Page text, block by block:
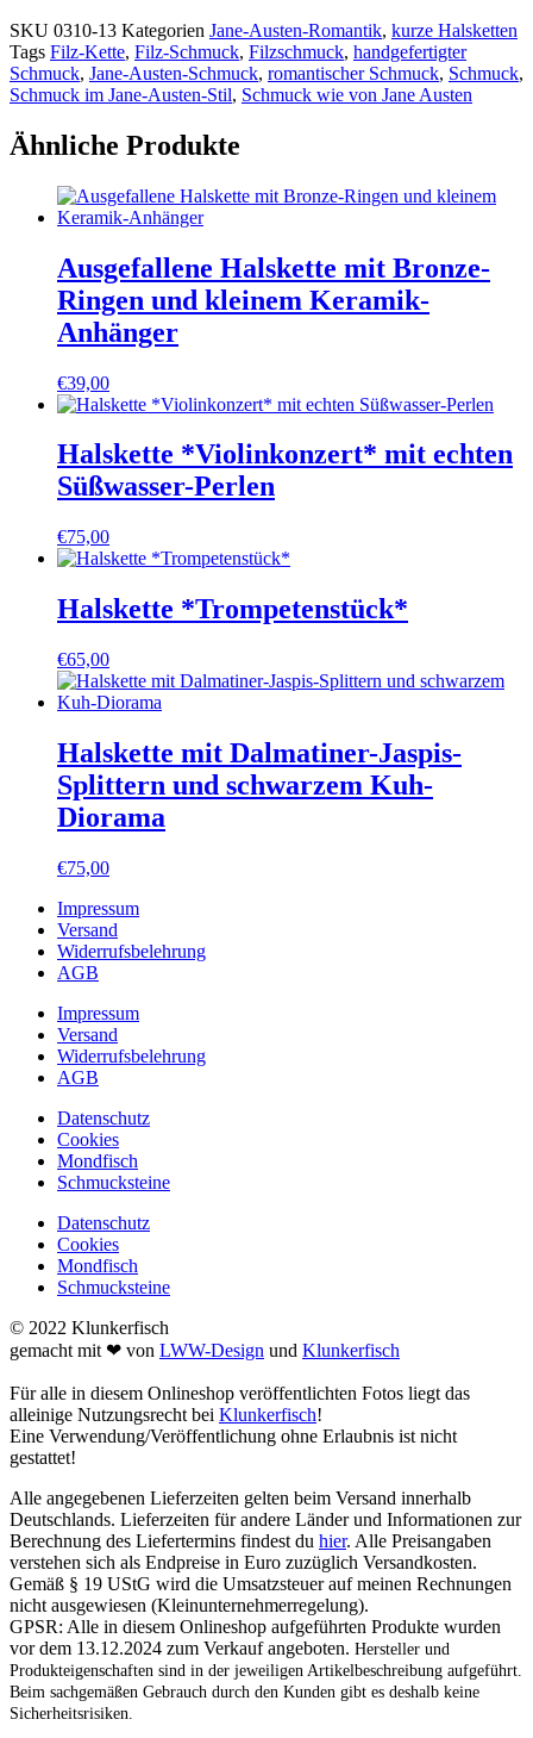
SKU 0310-13 Kategorien Jane-Austen-Romantik, kurze Halsketten
Tags Filz-Kette, Filz-Schmuck, Filzschmuck, handgefertigter
Schmuck, Jane-Austen-Schmuck, romantischer Schmuck, Schmuck,
Schmuck im Jane-Austen-Stil, Schmuck wie von Jane Austen
Ähnliche Produkte
Ausgefallene Halskette mit Bronze-
Ringen und kleinem Keramik-
Anhänger
€39,00
Halskette *Violinkonzert* mit echten
Süßwasser-Perlen
€75,00
Halskette *Trompetenstück*
€65,00
Halskette mit Dalmatiner-Jaspis-
Splittern und schwarzem Kuh-
Diorama
€75,00
Impressum
Versand
Widerrufsbelehrung
AGB
Impressum
Versand
Widerrufsbelehrung
AGB
Datenschutz
Cookies
Mondfisch
Schmucksteine
Datenschutz
Cookies
Mondfisch
Schmucksteine
© 2022 Klunkerfisch
gemacht mit ❤ von LWW-Design und Klunkerfisch
Für alle in diesem Onlineshop veröffentlichten Fotos liegt das
alleinige Nutzungsrecht bei Klunkerfisch!
Eine Verwendung/Veröffentlichung ohne Erlaubnis ist nicht
gestattet!
Alle angegebenen Lieferzeiten gelten beim Versand innerhalb
Deutschlands. Lieferzeiten für andere Länder und Informationen zur
Berechnung des Liefertermins findest du hier. Alle Preisangaben
verstehen sich als Endpreise in Euro zuzüglich Versandkosten.
Gemäß § 19 UStG wird die Umsatzsteuer auf meinen Rechnungen
nicht ausgewiesen (Kleinunternehmerregelung).
GPSR: Alle in diesem Onlineshop aufgeführten Produkte wurden
vor dem 13.12.2024 zum Verkauf angeboten. Hersteller und
Produkteigenschaften sind in der jeweiligen Artikelbeschreibung aufgeführt.
Beim sachgemäßen Gebrauch durch den Kunden gibt es deshalb keine
Sicherheitsrisiken.